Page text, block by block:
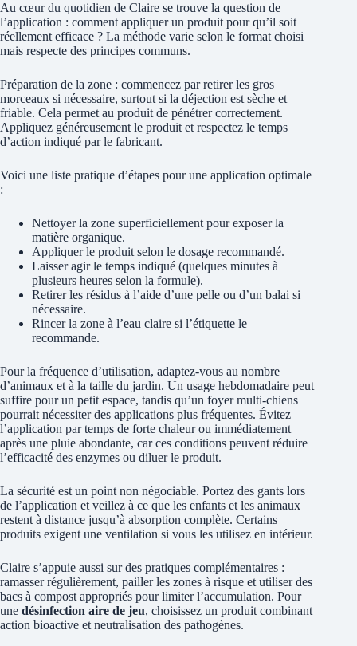
Au cœur du quotidien de Claire se trouve la question de
l’application : comment appliquer un produit pour qu’il soit
réellement efficace ? La méthode varie selon le format choisi
mais respecte des principes communs.
Préparation de la zone : commencez par retirer les gros
morceaux si nécessaire, surtout si la déjection est sèche et
friable. Cela permet au produit de pénétrer correctement.
Appliquez généreusement le produit et respectez le temps
d’action indiqué par le fabricant.
Voici une liste pratique d’étapes pour une application optimale
:
Nettoyer la zone superficiellement pour exposer la
matière organique.
Appliquer le produit selon le dosage recommandé.
Laisser agir le temps indiqué (quelques minutes à
plusieurs heures selon la formule).
Retirer les résidus à l’aide d’une pelle ou d’un balai si
nécessaire.
Rincer la zone à l’eau claire si l’étiquette le
recommande.
Pour la fréquence d’utilisation, adaptez-vous au nombre
d’animaux et à la taille du jardin. Un usage hebdomadaire peut
suffire pour un petit espace, tandis qu’un foyer multi-chiens
pourrait nécessiter des applications plus fréquentes. Évitez
l’application par temps de forte chaleur ou immédiatement
après une pluie abondante, car ces conditions peuvent réduire
l’efficacité des enzymes ou diluer le produit.
La sécurité est un point non négociable. Portez des gants lors
de l’application et veillez à ce que les enfants et les animaux
restent à distance jusqu’à absorption complète. Certains
produits exigent une ventilation si vous les utilisez en intérieur.
Claire s’appuie aussi sur des pratiques complémentaires :
ramasser régulièrement, pailler les zones à risque et utiliser des
bacs à compost appropriés pour limiter l’accumulation. Pour
une désinfection aire de jeu, choisissez un produit combinant
action bioactive et neutralisation des pathogènes.